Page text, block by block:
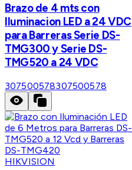
Brazo de 4 mts con
Iluminacion LED a 24 VDC
para Barreras Serie DS-
TMG300 y Serie DS-
TMG520 a 24 VDC
307500578307500578
HIKVISION